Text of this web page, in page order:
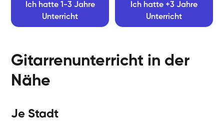
Ich hatte 1-3 Jahre
Unterricht
Ich hatte +3 Jahre
Unterricht
Gitarrenunterricht in der
Nähe
Je Stadt